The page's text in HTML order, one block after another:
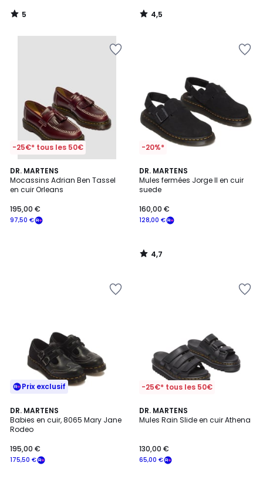
5
/
4,5
/
-25€* tous les 50€
DR. MARTENS
Mocassins Adrian Ben Tassel
en cuir Orleans
97,50 €
195,00 €
-20%*
DR. MARTENS
Mules fermées Jorge II en cuir
suede
128,00 €
160,00 €
4,7
/ 5
4,7
/
Prix exclusif
DR. MARTENS
Babies en cuir, 8065 Mary Jane
Rodeo
175,50 €
195,00 €
-25€* tous les 50€
DR. MARTENS
Mules Rain Slide en cuir Athena
65,00 €
130,00 €
5
/